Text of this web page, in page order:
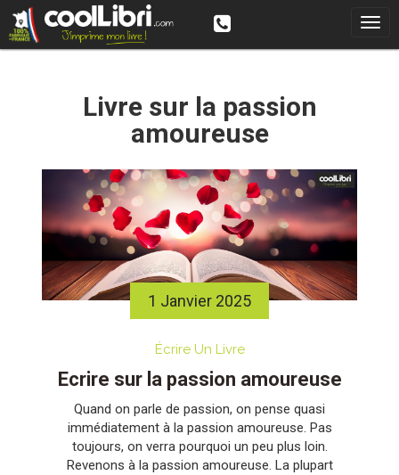
Livre sur la passion
amoureuse
1 Janvier 2025
Écrire Un Livre
Ecrire sur la passion amoureuse
Quand on parle de passion, on pense quasi
immédiatement à la passion amoureuse. Pas
toujours, on verra pourquoi un peu plus loin.
Revenons à la passion amoureuse. La plupart